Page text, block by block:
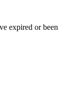
expired or been